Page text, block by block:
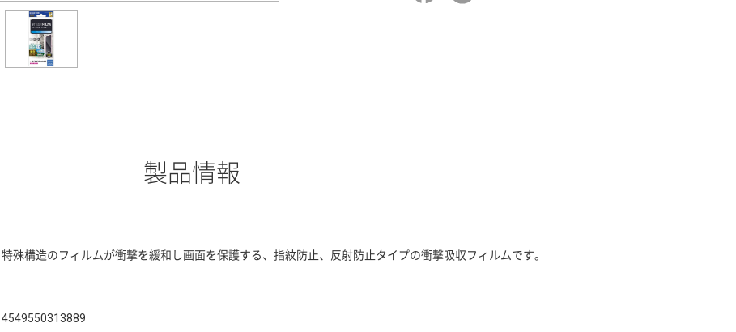
製品情報
特殊構造のフィルムが衝撃を緩和し画面を保護する、指紋防止、反射防止タイプの衝撃吸収フィルムです。
4549550313889